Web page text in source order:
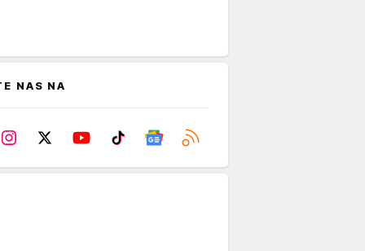
NAS NA